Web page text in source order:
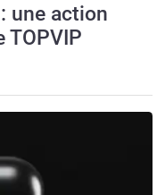
une action
TOPVIP